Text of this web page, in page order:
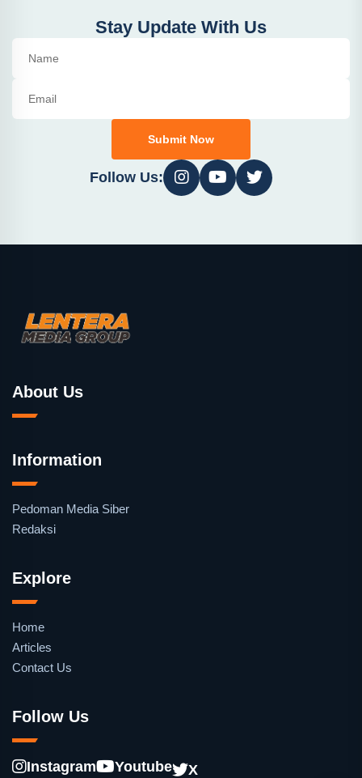
Stay Update With Us
Submit Now
Follow Us:
About Us
Information
Pedoman Media Siber
Redaksi
Explore
Home
Articles
Contact Us
Follow Us
Instagram Youtube X